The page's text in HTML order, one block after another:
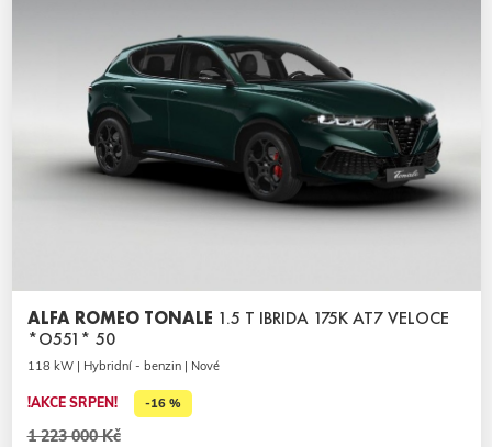
ALFA ROMEO TONALE 1.5 T IBRIDA 175K AT7 VELOCE
*O551* 50
118 kW | Hybridní - benzin | Nové
!AKCE SRPEN! -16 %
1 223 000 Kč